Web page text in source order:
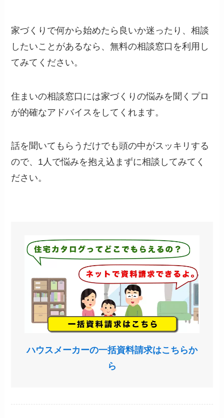
家づくりで何から始めたら良いか迷ったり、相談
したいことがあるなら、無料の相談窓口を利用し
てみてください。
住まいの相談窓口には家づくりの悩みを聞くプロ
が的確なアドバイスをしてくれます。
話を聞いてもらうだけでも頭の中がスッキリする
ので、1人で悩みを抱え込まずに相談してみてく
ださい。
ハウスメーカーの一括資料請求はこちらか
ら